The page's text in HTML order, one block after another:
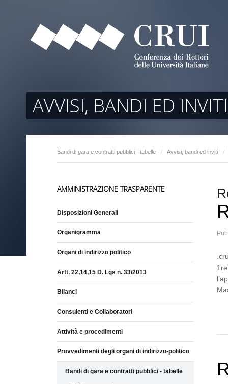
AVVISI, BANDI ED INVITI
Bandi di gara e contratti pubblici - tabelle / Avvisi, bandi ed inviti /
AMMINISTRAZIONE TRASPARENTE
Disposizioni Generali
Organigramma
Organi di indirizzo politico
Artt. 22,14,15 D. Lgs n. 33/2013
Bilanci
Consulenti e Collaboratori
Attività e procedimenti
Provvedimenti degli organi di indirizzo-politico
Bandi di gara e contratti pubblici - tabelle